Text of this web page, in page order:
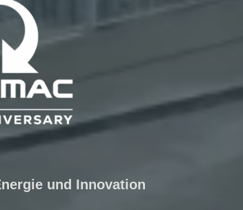
und Innovation